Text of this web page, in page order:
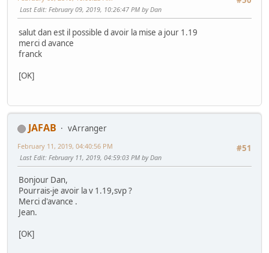
Last Edit: February 09, 2019, 10:26:47 PM by Dan
salut dan est il possible d avoir la mise a jour 1.19
merci d avance
franck
[OK]
JAFAB
vArranger
#51
February 11, 2019, 04:40:56 PM
Last Edit: February 11, 2019, 04:59:03 PM by Dan
Bonjour Dan,
Pourrais-je avoir la v 1.19,svp ?
Merci d'avance .
Jean.
[OK]